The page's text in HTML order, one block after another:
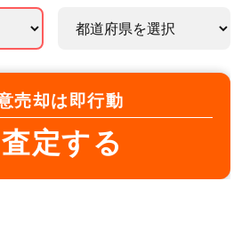
売却は即行動
査定する